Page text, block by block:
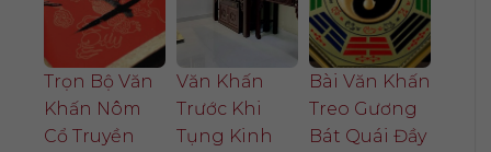
Trọn Bộ Văn
Khấn Nôm
Cổ Truyền
Văn Khấn
Trước Khi
Tụng Kinh
Bài Văn Khấn
Treo Gương
Bát Quái Đầy